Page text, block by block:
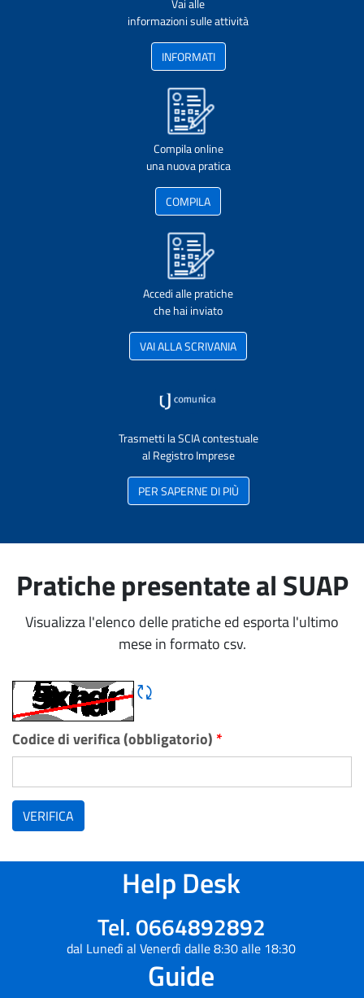
Vai alle
informazioni sulle attività
INFORMATI
Compila online
una nuova pratica
COMPILA
Accedi alle pratiche
che hai inviato
VAI ALLA SCRIVANIA
Trasmetti la SCIA contestuale
al Registro Imprese
PER SAPERNE DI PIÙ
Pratiche presentate al SUAP
Visualizza l'elenco delle pratiche ed esporta l'ultimo
mese in formato csv.
Rigene CAPTCHA
Codice di verifica (obbligatorio) *
VERIFICA
Help Desk
Tel. 0664892892
dal Lunedì al Venerdì dalle 8:30 alle 18:30
Guide